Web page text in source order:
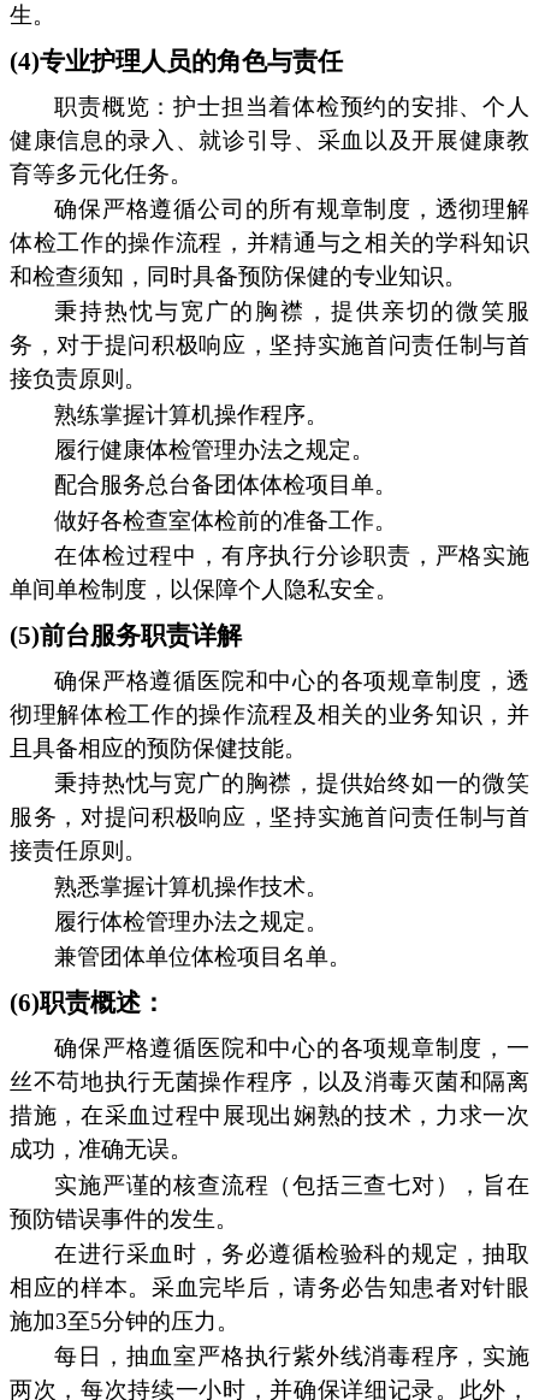
生。
(4)专业护理人员的角色与责任
职责概览：护士担当着体检预约的安排、个人
健康信息的录入、就诊引导、采血以及开展健康教
育等多元化任务。
确保严格遵循公司的所有规章制度，透彻理解
体检工作的操作流程，并精通与之相关的学科知识
和检查须知，同时具备预防保健的专业知识。
秉持热忱与宽广的胸襟，提供亲切的微笑服
务，对于提问积极响应，坚持实施首问责任制与首
接负责原则。
熟练掌握计算机操作程序。
履行健康体检管理办法之规定。
配合服务总台备团体体检项目单。
做好各检查室体检前的准备工作。
在体检过程中，有序执行分诊职责，严格实施
单间单检制度，以保障个人隐私安全。
(5)前台服务职责详解
确保严格遵循医院和中心的各项规章制度，透
彻理解体检工作的操作流程及相关的业务知识，并
且具备相应的预防保健技能。
秉持热忱与宽广的胸襟，提供始终如一的微笑
服务，对提问积极响应，坚持实施首问责任制与首
接责任原则。
熟悉掌握计算机操作技术。
履行体检管理办法之规定。
兼管团体单位体检项目名单。
(6)职责概述：
确保严格遵循医院和中心的各项规章制度，一
丝不苟地执行无菌操作程序，以及消毒灭菌和隔离
措施，在采血过程中展现出娴熟的技术，力求一次
成功，准确无误。
实施严谨的核查流程（包括三查七对），旨在
预防错误事件的发生。
在进行采血时，务必遵循检验科的规定，抽取
相应的样本。采血完毕后，请务必告知患者对针眼
施加3至5分钟的压力。
每日，抽血室严格执行紫外线消毒程序，实施
两次，每次持续一小时，并确保详细记录。此外，